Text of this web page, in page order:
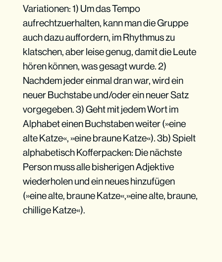
Variationen: 1) Um das Tempo
aufrechtzuerhalten, kann man die Gruppe
auch dazu auffordern, im Rhythmus zu
klatschen, aber leise genug, damit die Leute
hören können, was gesagt wurde. 2)
Nachdem jeder einmal dran war, wird ein
neuer Buchstabe und/oder ein neuer Satz
vorgegeben. 3) Geht mit jedem Wort im
Alphabet einen Buchstaben weiter (»eine
alte Katze«, »eine braune Katze«). 3b) Spielt
alphabetisch Kofferpacken: Die nächste
Person muss alle bisherigen Adjektive
wiederholen und ein neues hinzufügen
(»eine alte, braune Katze«,»eine alte, braune,
chillige Katze«).